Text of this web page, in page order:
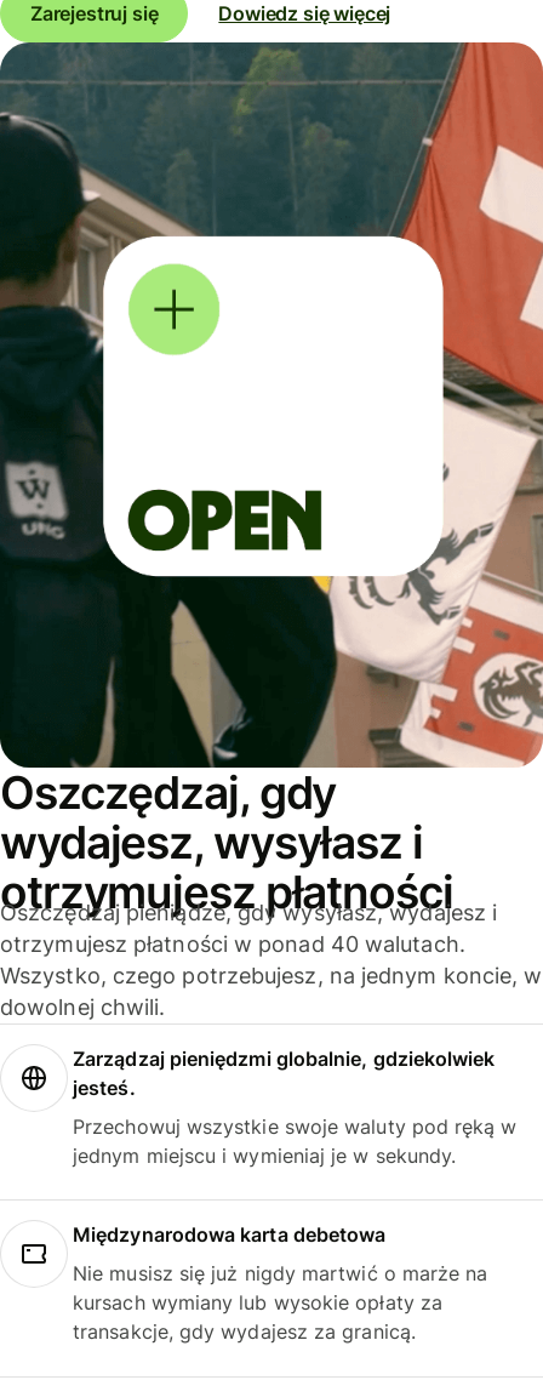
Zarejestruj się
Dowiedz się więcej
Oszczędzaj, gdy
wydajesz, wysyłasz i
otrzymujesz płatności
Oszczędzaj pieniądze, gdy wysyłasz, wydajesz i
otrzymujesz płatności w ponad 40 walutach.
Wszystko, czego potrzebujesz, na jednym koncie, w
dowolnej chwili.
Zarządzaj pieniędzmi globalnie, gdziekolwiek
jesteś.
Przechowuj wszystkie swoje waluty pod ręką w
jednym miejscu i wymieniaj je w sekundy.
Międzynarodowa karta debetowa
Nie musisz się już nigdy martwić o marże na
kursach wymiany lub wysokie opłaty za
transakcje, gdy wydajesz za granicą.